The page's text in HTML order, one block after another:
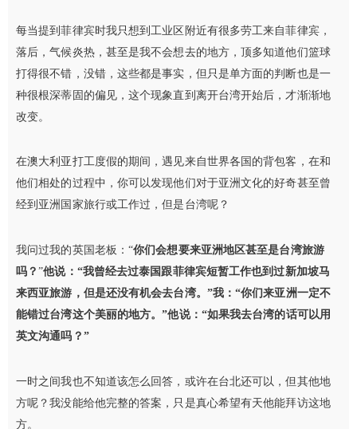
每当提到菲律宾时我只想到工业区附近有很多劳工来自菲律宾，
落后，气候炎热，甚至是我不会想去的地方，顶多知道他们篮球
打得很不错，没错，这些都是事实，但只是单方面的判断也是一
种很根深蒂固的偏见，这个现象直到离开台湾开始后，才渐渐地
改变。
在澳大利亚打工度假的期间，遇见来自世界各国的背包客，在和
他们相处的过程中，你可以发现他们对于亚洲文化的好奇甚至曾
经到亚洲国家旅行或工作过，但是台湾呢？
我问过我的英国老板：“你们会想要来亚洲地区甚至是台湾旅游
吗？”他说：“我曾经去过泰国跟菲律宾短暂工作也到过新加坡马
来西亚旅游，但是还没有机会去台湾。 ”我：“你们来亚洲一定不
能错过台湾这个美丽的地方。”他说：“如果我去台湾的话可以用
英文沟通吗？ ”
一时之间我也不知道该怎么回答，或许在台北还可以，但其他地
方呢？我没能给他完整的答案，只是真心希望有天他能拜访这地
方。